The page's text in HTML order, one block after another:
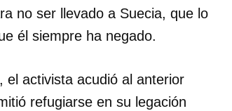
no ser llevado a Suecia, que lo
él siempre ha negado.
activista acudió al anterior
refugiarse en su legación